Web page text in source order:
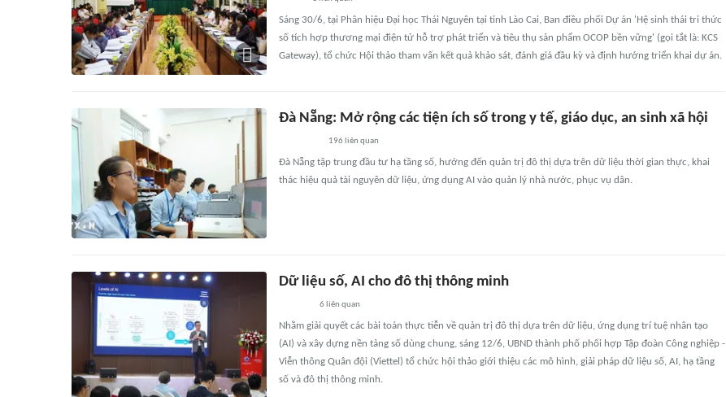
Sáng 30/6, tại Phân hiệu Đại học Thái Nguyên tại tỉnh Lào Cai, Ban điều phối Dự án 'Hệ sinh thái tri thức
số tích hợp thương mại điện tử hỗ trợ phát triển và tiêu thụ sản phẩm OCOP bền vững' (gọi tắt là: KCS
Gateway), tổ chức Hội thảo tham vấn kết quả khảo sát, đánh giá đầu kỳ và định hướng triển khai dự án.
Đà Nẵng: Mở rộng các tiện ích số trong y tế, giáo dục, an sinh xã hội
196 liên quan
Đà Nẵng tập trung đầu tư hạ tầng số, hướng đến quản trị đô thị dựa trên dữ liệu thời gian thực, khai
thác hiệu quả tài nguyên dữ liệu, ứng dụng AI vào quản lý nhà nước, phục vụ dân.
Dữ liệu số, AI cho đô thị thông minh
6 liên quan
Nhằm giải quyết các bài toán thực tiễn về quản trị đô thị dựa trên dữ liệu, ứng dụng trí tuệ nhân tạo
(AI) và xây dựng nền tảng số dùng chung, sáng 12/6, UBND thành phố phối hợp Tập đoàn Công nghiệp -
Viễn thông Quân đội (Viettel) tổ chức hội thảo giới thiệu các mô hình, giải pháp dữ liệu số, AI, hạ tầng
số và đô thị thông minh.